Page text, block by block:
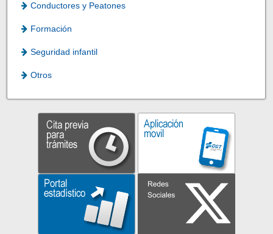
Conductores y Peatones
Formación
Seguridad infantil
Otros